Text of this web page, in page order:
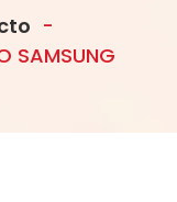
-
SAMSUNG